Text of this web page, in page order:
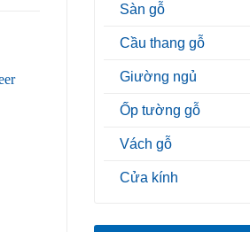
Sàn gỗ
Cầu thang gỗ
Giường ngủ
Ốp tường gỗ
Vách gỗ
Cửa kính